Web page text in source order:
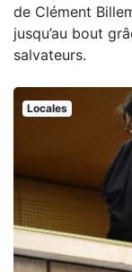
de Clément
jusqu’au bout
salvateurs.
Locales